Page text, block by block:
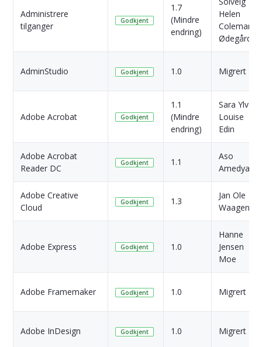
Administrere
tilganger
Godkjent
1.7
(Mindre
endring)
Helen
Coleman
Ødegård
AdminStudio Godkjent 1.0 Migrert
Adobe Acrobat Godkjent
1.1
(Mindre
endring)
Sara Ylva
Louise
Edin
Adobe Acrobat
Reader DC
Godkjent 1.1
Aso
Amedyan
Adobe Creative
Cloud
Godkjent 1.3
Jan Ole
Waagen
Adobe Express Godkjent 1.0
Hanne
Jensen
Moe
Adobe Framemaker Godkjent 1.0 Migrert
Adobe InDesign Godkjent 1.0 Migrert